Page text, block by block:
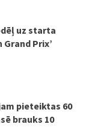
uz starta
Prix’
pieteiktas 60
brauks 10